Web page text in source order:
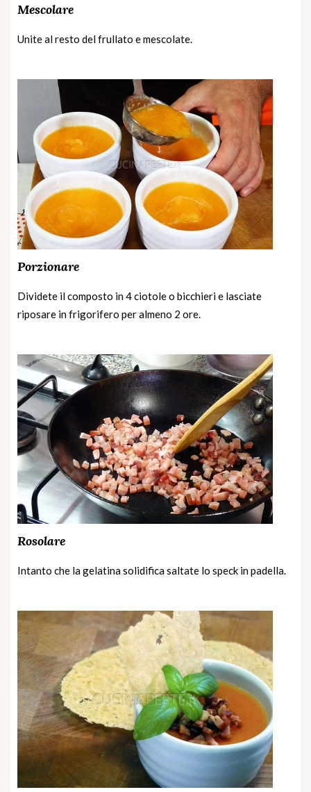
Mescolare
Unite al resto del frullato e mescolate.
Porzionare
Dividete il composto in 4 ciotole o bicchieri e lasciate
riposare in frigorifero per almeno 2 ore.
Rosolare
Intanto che la gelatina solidifica saltate lo speck in padella.